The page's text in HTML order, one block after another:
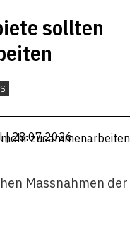
sollten
| 28.07.2026